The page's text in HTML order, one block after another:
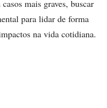
mais graves, buscar
para lidar de forma
na vida cotidiana.